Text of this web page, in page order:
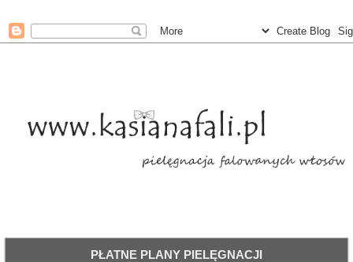
PŁATNE PLANY PIELĘGNACJI